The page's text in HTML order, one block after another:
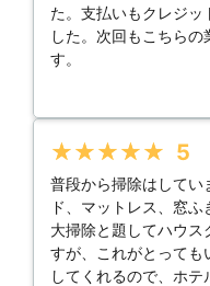
た。支払いもクレジッ
した。次回もこちら
す。
★★★★★ 5
普段から掃除はしてい
ド、マットレス、窓
大掃除と題してハウ
すが、これがとっても
してくれるので、ホ